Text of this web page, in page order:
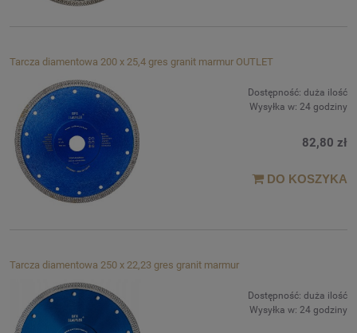
Tarcza diamentowa 200 x 25,4 gres granit marmur OUTLET
Dostępność: duża ilość
Wysyłka w: 24 godziny
82,80 zł
DO KOSZYKA
Tarcza diamentowa 250 x 22,23 gres granit marmur
Dostępność: duża ilość
Wysyłka w: 24 godziny